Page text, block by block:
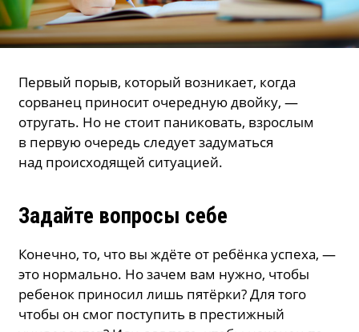
Первый порыв, который возникает, когда
сорванец приносит очередную двойку, —
отругать. Но не стоит паниковать, взрослым
в первую очередь следует задуматься
над происходящей ситуацией.
Задайте вопросы себе
Конечно, то, что вы ждёте от ребёнка успеха, —
это нормально. Но зачем вам нужно, чтобы
ребенок приносил лишь пятёрки? Для того
чтобы он смог поступить в престижный